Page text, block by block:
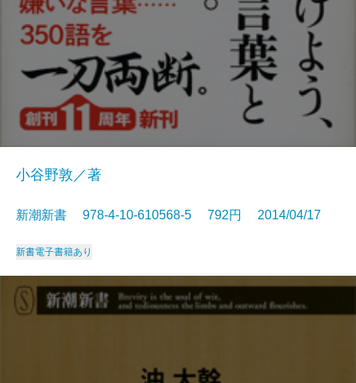
小谷野敦／著
新潮新書 978-4-10-610568-5 792円 2014/04/17
新書電子書籍あり